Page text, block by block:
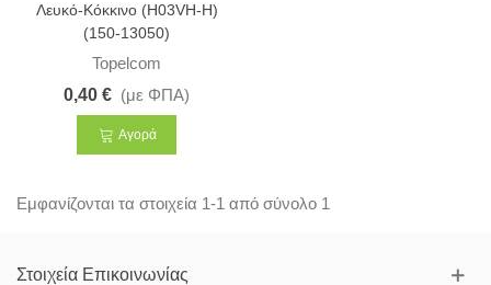
Λευκό-Κόκκινο (H03VH-H)
(150-13050)
Topelcom
0,40 € (με ΦΠΑ)
Αγορά
Εμφανίζονται τα στοιχεία 1-1 από σύνολο 1
Στοιχεία Επικοινωνίας